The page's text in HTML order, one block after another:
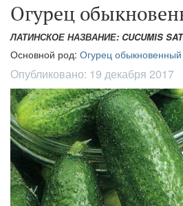
Огурец
ЛАТИНСКОЕ НАЗВАНИЕ: CUCUMIS
Основной род: Огурец обыкновенный
Опубликовано: 19 декабря 2017